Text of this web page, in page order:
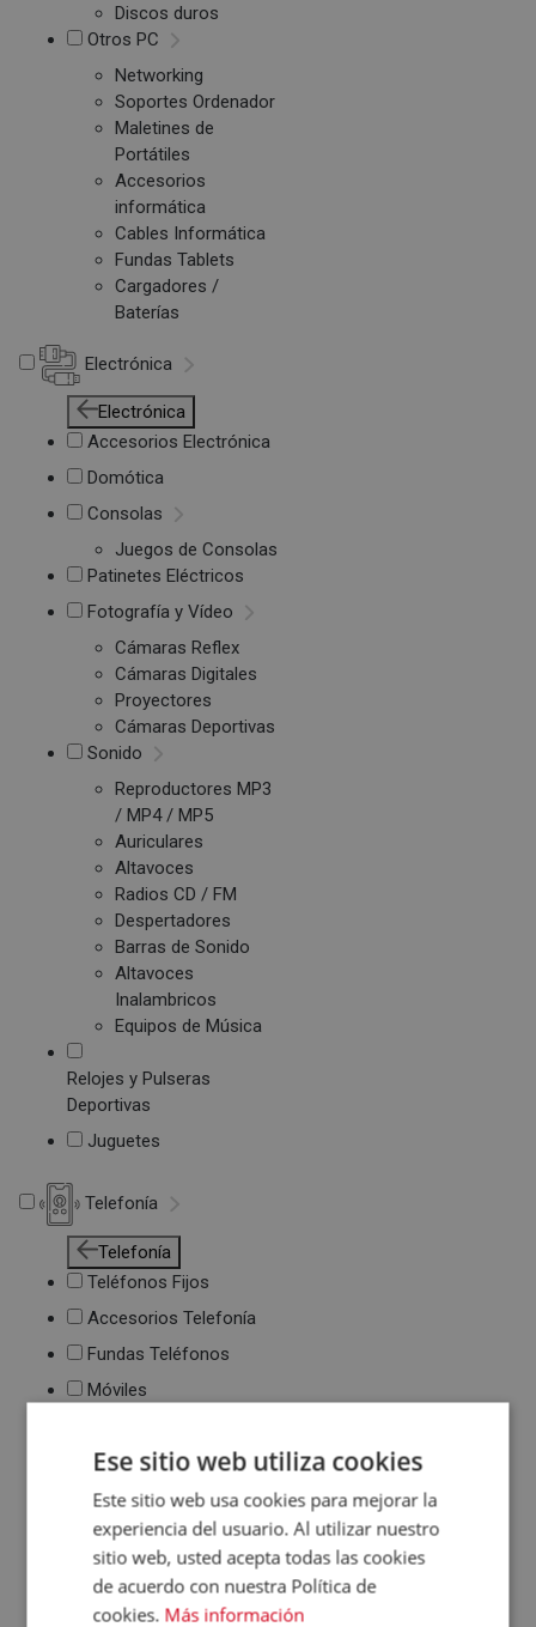
Discos duros
Otros PC
Networking
Soportes Ordenador
Maletines de
Portátiles
Accesorios
informática
Cables Informática
Fundas Tablets
Cargadores /
Baterías
Electrónica
Electrónica
Accesorios Electrónica
Domótica
Consolas
Juegos de Consolas
Patinetes Eléctricos
Fotografía y Vídeo
Cámaras Reflex
Cámaras Digitales
Proyectores
Cámaras Deportivas
Sonido
Reproductores MP3
/ MP4 / MP5
Auriculares
Altavoces
Radios CD / FM
Despertadores
Barras de Sonido
Altavoces
Inalambricos
Equipos de Música
Relojes y Pulseras
Deportivas
Juguetes
Telefonía
Telefonía
Teléfonos Fijos
Accesorios Telefonía
Fundas Teléfonos
Móviles
Ese sitio web utiliza cookies
Este sitio web usa cookies para mejorar la
experiencia del usuario. Al utilizar nuestro
sitio web, usted acepta todas las cookies
de acuerdo con nuestra Política de
cookies. Más información